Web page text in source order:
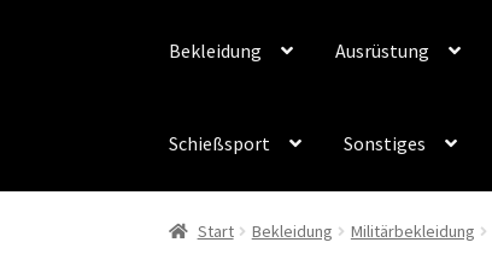
Bekleidung Ausrüstung
Schießsport Sonstiges
Start Bekleidung Militärbekleidung